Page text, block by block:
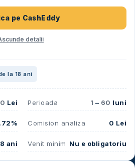
pe CashEddy
detalii
la 18 ani
Lei Perioada 1 – 60 luni
Comision analiza 0 Lei
ani Venit minim Nu e obligatoriu